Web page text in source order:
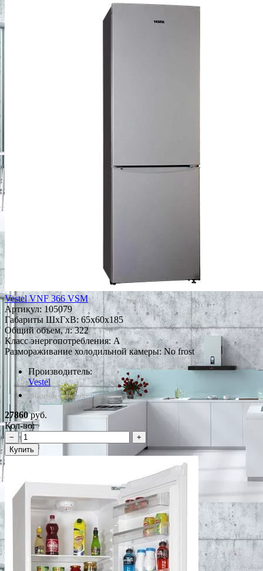
Vestel VNF 366 VSM
Артикул:105079
Габариты ШxГxВ: 65x60x185
Общий объем, л: 322
Класс энергопотребления: A
Размораживание холодильной камеры: No frost
Производитель:
Vestel
*Наличие уточняйте у менеджера
27860руб.
Кол-во:
−
+
Купить